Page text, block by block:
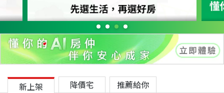
新上架 降價宅 推薦給你